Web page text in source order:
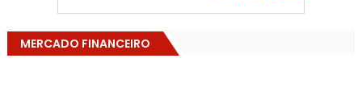
MERCADO FINANCEIRO